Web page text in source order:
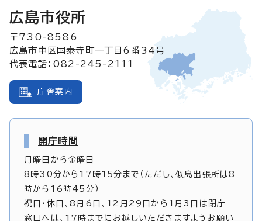
広島市役所
〒730-8586
広島市中区国泰寺町一丁目6番34号
代表電話：082-245-2111
庁舎案内
開庁時間
月曜日から金曜日
8時30分から17時15分まで（ただし、似島出張所は8
時から16時45分）
祝日・休日、8月6日、12月29日から1月3日は閉庁
窓口へは、17時までにお越しいただきますようお願い